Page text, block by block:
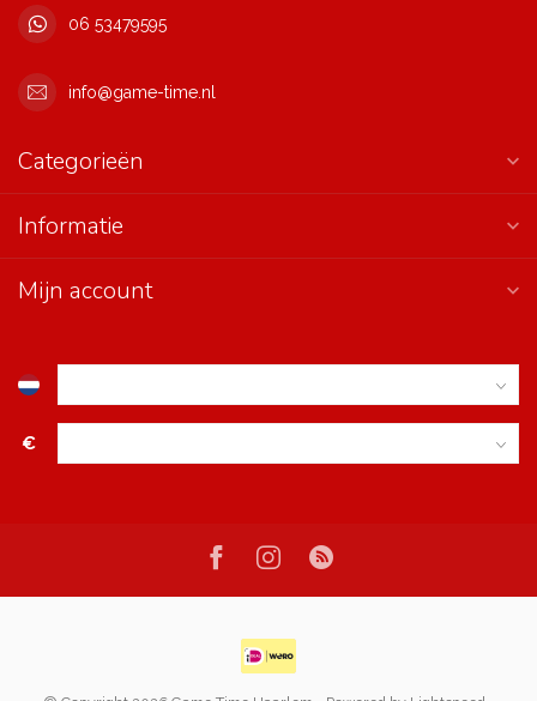
06 53479595
info@game-time.nl
Categorieën
Informatie
Mijn account
€